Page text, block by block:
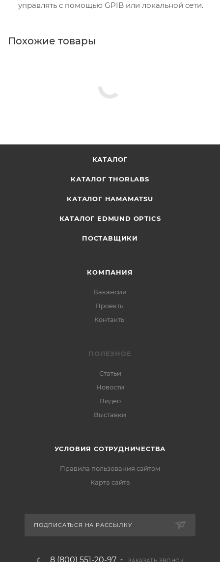
управлять с помощью GPIB или локальной сети.
Похожие товары
КАТАЛОГ
КАТАЛОГ THORLABS
КАТАЛОГ HAMAMATSU
КАТАЛОГ EDMUND OPTICS
ПОСТАВЩИКИ
КОМПАНИЯ
Вакансии
Проекты
Контакты
ПОЛЕЗНОЕ
Статьи
Новости
Видео
Выставки
УСЛОВИЯ СОТРУДНИЧЕСТВА
Правила пользования сайтом
Карта сайта
ПОДПИСАТЬСЯ НА РАССЫЛКУ
8 (800) 551-20-97